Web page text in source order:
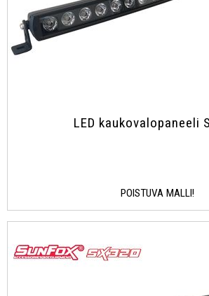
LED kaukovalopaneeli
POISTUVA MALLI!